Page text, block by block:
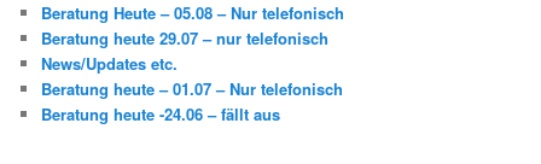
n
Beratung Heute – 05.08 – Nur telefonisch
Beratung heute 29.07 – nur telefonisch
News/Updates etc.
Beratung heute – 01.07 – Nur telefonisch
Beratung heute -24.06 – fällt aus